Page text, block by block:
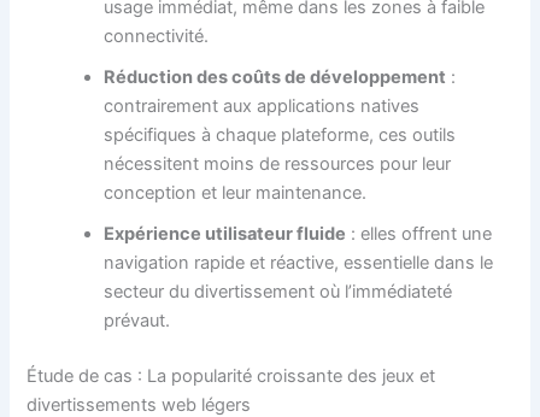
usage immédiat, même dans les zones à faible
connectivité.
Réduction des coûts de développement :
contrairement aux applications natives
spécifiques à chaque plateforme, ces outils
nécessitent moins de ressources pour leur
conception et leur maintenance.
Expérience utilisateur fluide : elles offrent une
navigation rapide et réactive, essentielle dans le
secteur du divertissement où l’immédiateté
prévaut.
Étude de cas : La popularité croissante des jeux et
divertissements web légers